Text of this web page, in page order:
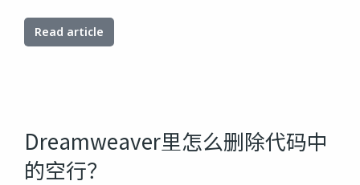
Read article
Dreamweaver里怎么删除代码中
的空行？